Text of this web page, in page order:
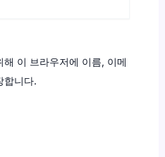
이 브라우저에 이름, 이메
합니다.